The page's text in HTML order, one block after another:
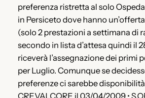
preferenza ristretta al solo
in Persiceto dove hanno
(solo 2 prestazioni a settimana di
secondo in lista d’attesa quindi il
riceverà l’assegnazione dei primi
per Luglio. Comunque se
preferenze ci sarebbe disponibilità
CREVALCORE il 03/04/2009 •